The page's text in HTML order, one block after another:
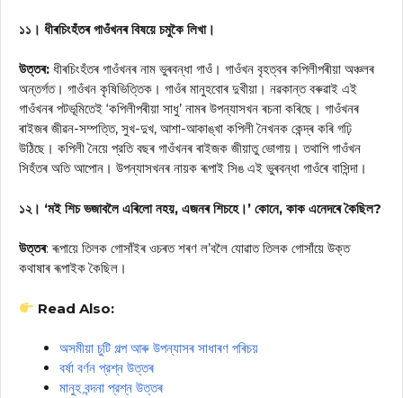
১১। ধীৰচিংহঁতৰ গাওঁখনৰ বিষয়ে চমুকৈ লিখা।
উত্তৰ: ধীৰচিংহঁতৰ গাওঁখনৰ নাম ভুৰবন্ধা গাওঁ। গাওঁখন বৃহত্বৰ কপিলীপৰীয়া অঞ্চলৰ
অন্তৰ্গত। গাওঁখন কৃষিভিত্তিক। গাওঁৰ মানুহবোৰ দুখীয়া। নৱকান্ত বৰুৱাই এই
গাওঁখনৰ পটভূমিতেই ‘কপিলীপৰীয়া সাধু’ নামৰ উপন্যাসখন ৰচনা কৰিছে। গাওঁখনৰ
ৰাইজৰ জীৱন-সম্পত্তি, সুখ-দুখ, আশা-আকাঙ্খা কপিলী নৈখনক কেন্দ্ৰ কৰি গঢ়ি
উঠিছে। কপিলী নৈয়ে প্রতি বছৰ গাওঁখনৰ ৰাইজক জীয়াতু ভোগায়। তথাপি গাওঁখন
সিহঁতৰ অতি আপোন। উপন্যাসখনৰ নায়ক ৰূপাই সিঙ এই ভুৰবন্ধা গাওঁৰে বাসিন্দা।
১২। ‘মই শিচ ভজাবলৈ এৰিলো নহয়, এজনৰ শিচহে।’ কোনে, কাক এনেদৰে কৈছিল?
উত্তৰ: ৰূপায়ে তিলক গোসাঁইৰ ওচৰত শৰণ ল’বলৈ যোৱাত তিলক গোসাঁয়ে উক্ত
কথাষাৰ ৰূপাইক কৈছিল।
Read Also:
অসমীয়া চুটি গল্প আৰু উপন্যাসৰ সাধাৰণ পৰিচয়
বৰ্ষা বৰ্ণন প্রশ্ন উত্তৰ
মানুহ বন্দনা প্রশ্ন উত্তৰ